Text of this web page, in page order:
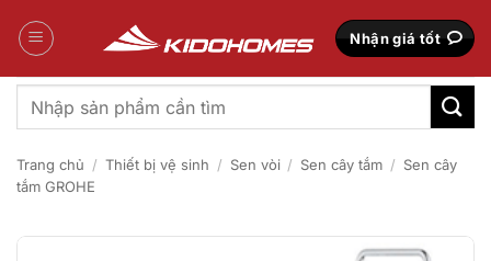
qua
Nhận giá tốt
Tìm
kiếm:
Trang chủ / Thiết bị vệ sinh / Sen vòi / Sen cây tắm / Sen cây
tắm GROHE